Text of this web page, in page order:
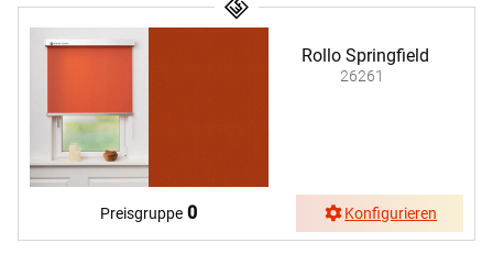
Rollo Springfield
26261
Preisgruppe 0 Konfigurieren